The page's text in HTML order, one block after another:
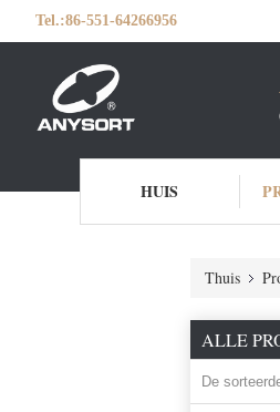
Tel.:86-551-64266956
HUIS
Thuis
ALLE
De